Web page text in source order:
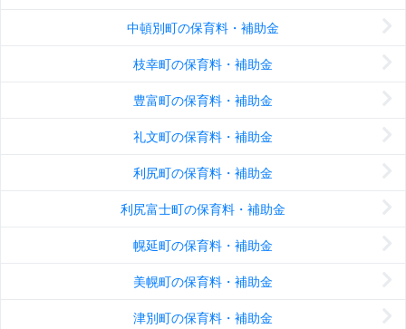
中頓別町の保育料・補助金
枝幸町の保育料・補助金
豊富町の保育料・補助金
礼文町の保育料・補助金
利尻町の保育料・補助金
利尻富士町の保育料・補助金
幌延町の保育料・補助金
美幌町の保育料・補助金
津別町の保育料・補助金